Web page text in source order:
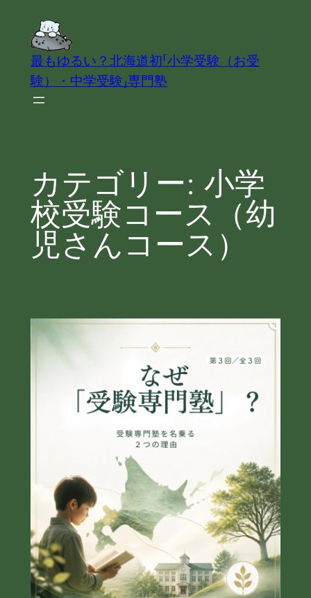
最もゆるい？北海道初「小学受験（お受
験）・中学受験」専門塾
カテゴリー: 小学
校受験コース（幼
児さんコース）